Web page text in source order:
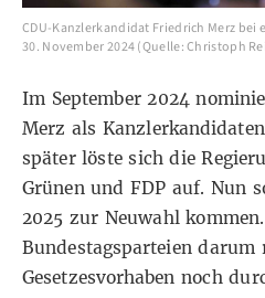
CDU-Kanzlerkandidat Friedrich Merz bei
30. November 2024 (Quelle: Christoph
Im September 2024
Merz als
späterlöste sich die
Grünen und FDP auf. Nun
2025 zur Neuwahl
Bundestagsparteien darum
Gesetzesvorhaben noch